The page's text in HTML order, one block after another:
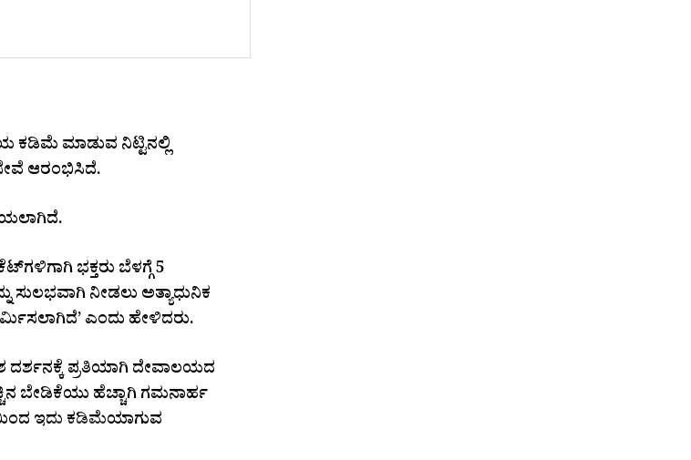
ಕಡಿಮೆ ಮಾಡುವ ನಿಟ್ಟಿನಲ್ಲಿ
ಆರಂಭಿಸಿದೆ.
ಭಕ್ತರು ಬೆಳಗ್ಗೆ 5
ನೀಡಲು ಅತ್ಯಾಧುನಿಕ
ಎಂದು ಹೇಳಿದರು.
ದರ್ಶನಕ್ಕೆ ಪ್ರತಿಯಾಗಿ ದೇವಾಲಯದ
ಬೇಡಿಕೆಯು ಹೆಚ್ಚಾಗಿ ಗಮನಾರ್ಹ
ಇದು ಕಡಿಮೆಯಾಗುವ